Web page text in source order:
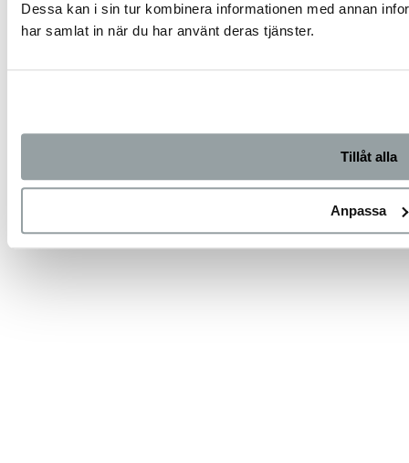
Dessa kan i sin tur kombinera informationen med annan
har samlat in när du har använt deras tjänster.
Tillåt alla
Anpassa